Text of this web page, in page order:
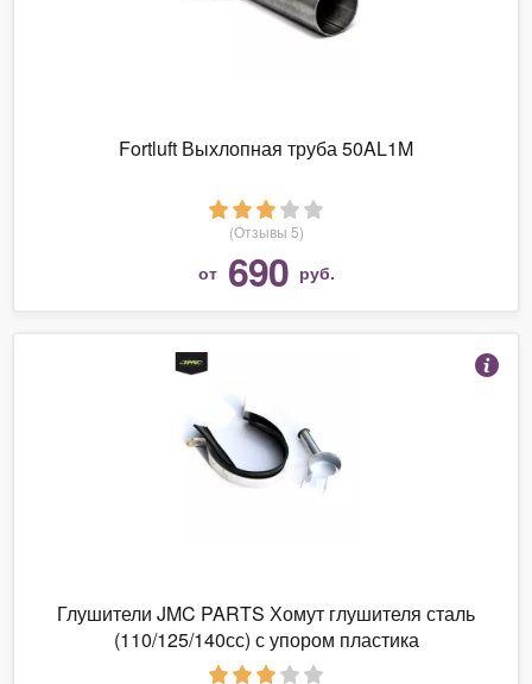
Fortluft Выхлопная труба 50AL1M
(Отзывы 5)
от 690 руб.
Глушители JMC PARTS Хомут глушителя сталь
(110/125/140сс) с упором пластика